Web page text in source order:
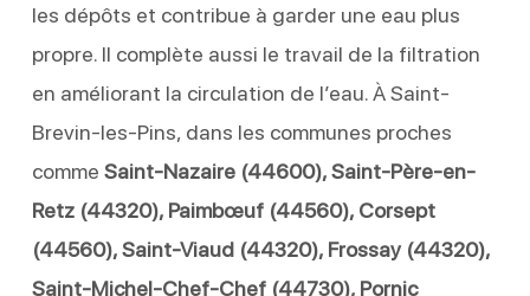
les dépôts et contribue à garder une eau plus
propre. Il complète aussi le travail de la filtration
en améliorant la circulation de l’eau. À Saint-
Brevin-les-Pins, dans les communes proches
comme Saint-Nazaire (44600), Saint-Père-en-
Retz (44320), Paimbœuf (44560), Corsept
(44560), Saint-Viaud (44320), Frossay (44320),
Saint-Michel-Chef-Chef (44730), Pornic